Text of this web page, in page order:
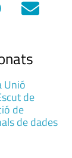
Unió
de
de
de dades